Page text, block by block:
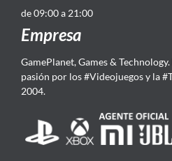
de 09:00 a 21:00
Empresa
GamePlanet, Games &
pasión por los #Videojuegos y la
2004.